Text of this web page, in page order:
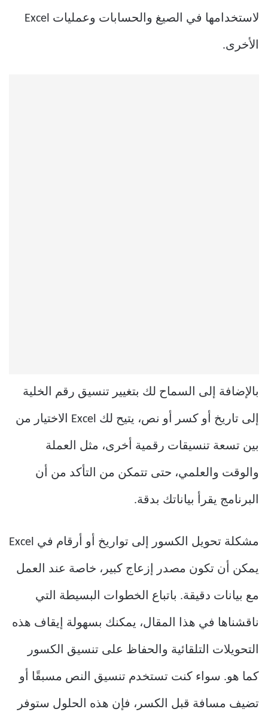
لاستخدامها في الصيغ والحسابات وعمليات Excel
الأخرى.
بالإضافة إلى السماح لك بتغيير تنسيق رقم الخلية
إلى تاريخ أو كسر أو نص، يتيح لك Excel الاختيار من
بين تسعة تنسيقات رقمية أخرى، مثل العملة
والوقت والعلمي، حتى تتمكن من التأكد من أن
البرنامج يقرأ بياناتك بدقة.
مشكلة تحويل الكسور إلى تواريخ أو أرقام في Excel
يمكن أن تكون مصدر إزعاج كبير، خاصة عند العمل
مع بيانات دقيقة. باتباع الخطوات البسيطة التي
ناقشناها في هذا المقال، يمكنك بسهولة إيقاف هذه
التحويلات التلقائية والحفاظ على تنسيق الكسور
كما هو. سواء كنت تستخدم تنسيق النص مسبقًا أو
تضيف مسافة قبل الكسر، فإن هذه الحلول ستوفر